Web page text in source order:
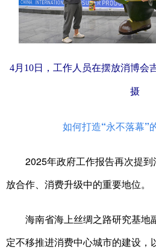
4月10日，工作人员在摆放消博会
摄
如何打造“永不落幕”
2025年政府工作报告再次提到
放合作、消费升级中的重要地位。
海南省海上丝绸之路研究基地
定不移推进消费中心城市的建设，